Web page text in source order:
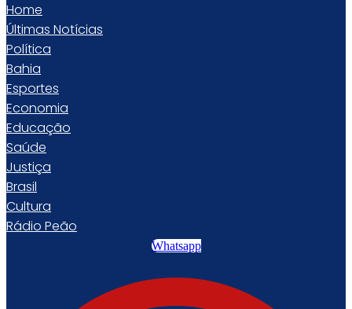
Home
Últimas Notícias
Política
Bahia
Esportes
Economia
Educação
Saúde
Justiça
Brasil
Cultura
Rádio Peão
Whatsapp